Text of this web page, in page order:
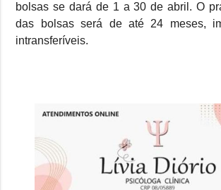
bolsas se dará de 1 a 30 de abril. O
das bolsas será de até 24 meses,
intransferíveis.